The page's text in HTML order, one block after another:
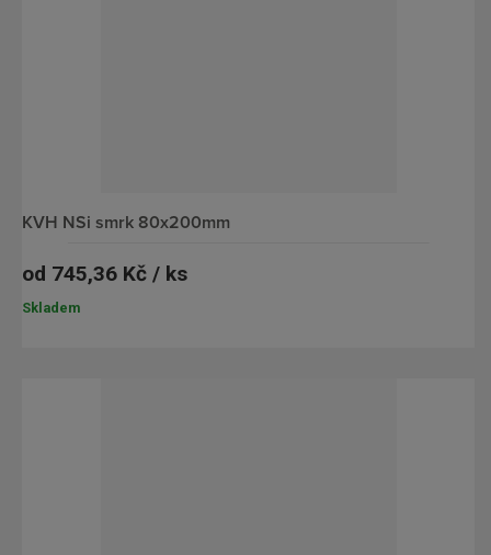
KVH NSi smrk 80x200mm
od 745,36 Kč / ks
Skladem